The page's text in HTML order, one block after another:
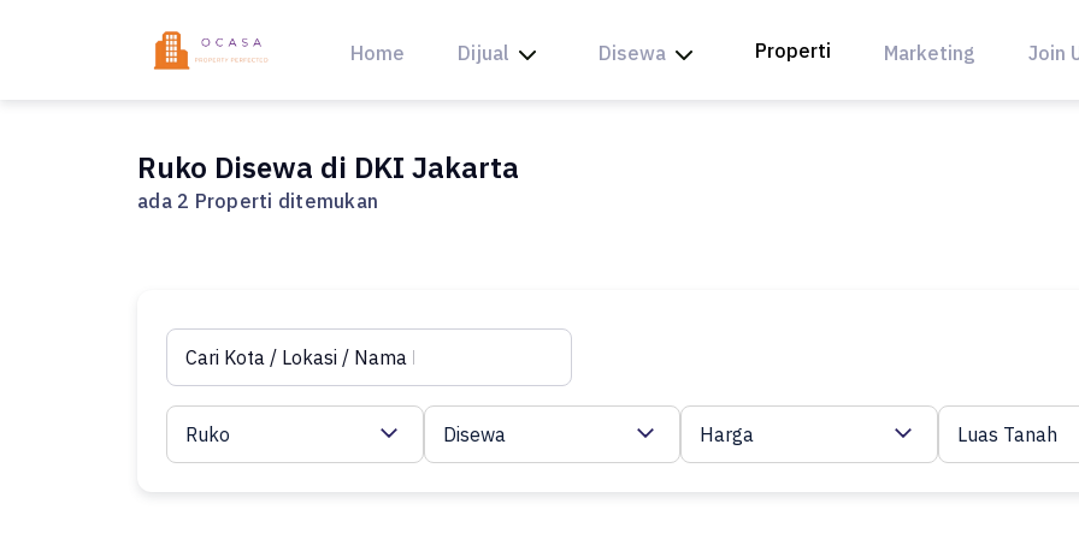
Home Dijual Disewa Properti Marketing Join
Ruko Disewa di DKI Jakarta
ada 2 Properti ditemukan
Ruko Disewa Harga Luas Tanah